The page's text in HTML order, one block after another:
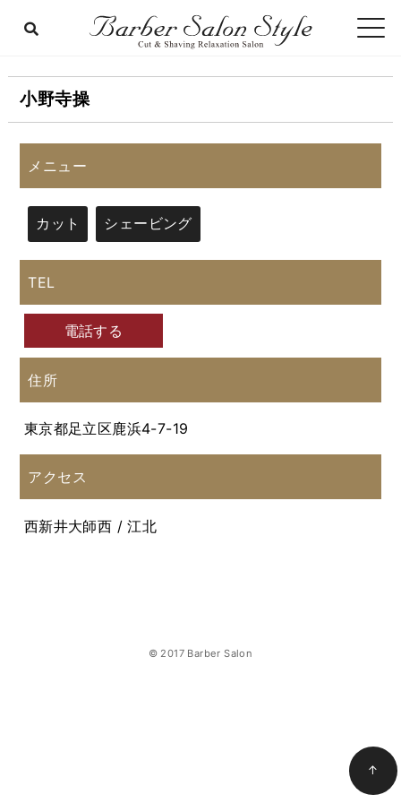
小野寺操
メニュー
カット シェービング
TEL
電話する
住所
東京都足立区鹿浜4-7-19
アクセス
西新井大師西 / 江北
© 2017 Barber Salon
↑